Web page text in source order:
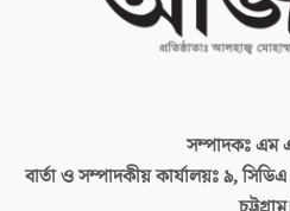
সম্পাদকঃএম
বার্তা ও সম্পাদকীয় কার্যালয়ঃ৯,